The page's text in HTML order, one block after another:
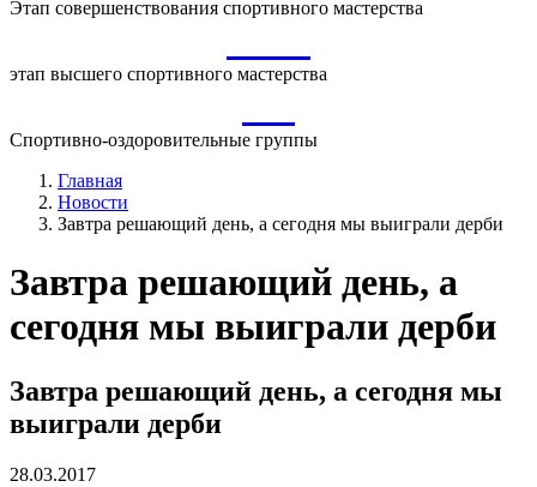
Этап совершенствования спортивного мастерства
этап высшего спортивного мастерства
Спортивно-оздоровительные группы
Главная
Новости
Завтра решающий день, а сегодня мы выиграли дерби
Завтра решающий день, а
сегодня мы выиграли дерби
Завтра решающий день, а сегодня мы
выиграли дерби
28.03.2017